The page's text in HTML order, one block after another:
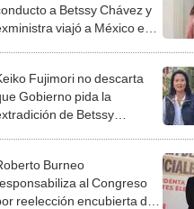
a Betssy Chávez y
viajó a México en
Fujimori no descarta
Gobierno pida la
de Betssy
Burneo
al Congreso
reelección encubierta de